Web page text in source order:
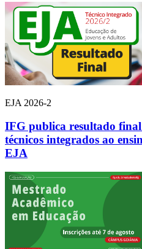
EJA 2026-2
IFG publica resultado final
técnicos integrados ao
EJA